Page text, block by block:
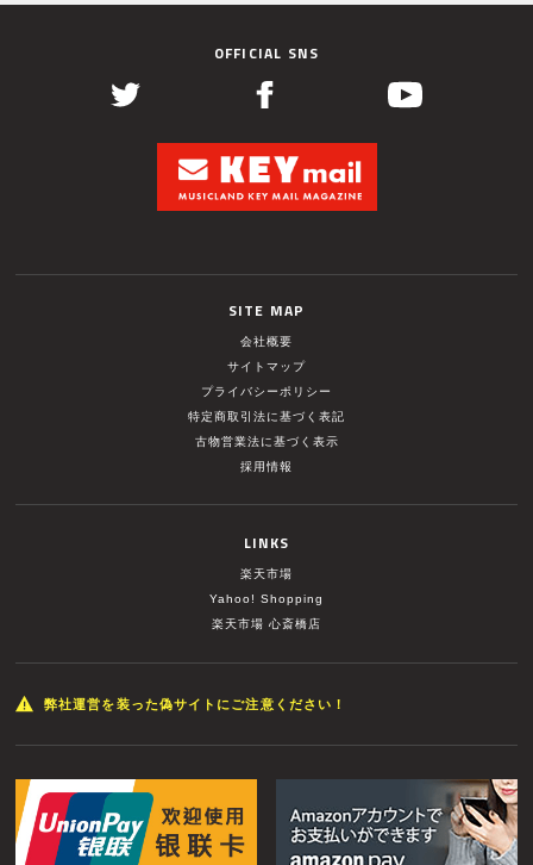
OFFICIAL SNS
SITE MAP
会社概要
サイトマップ
プライバシーポリシー
特定商取引法に基づく表記
古物営業法に基づく表示
採用情報
LINKS
楽天市場
Yahoo! Shopping
楽天市場 心斎橋店
弊社運営を装った偽サイトにご注意ください！